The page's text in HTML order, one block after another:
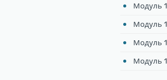
Модуль
Модуль
Модуль
Модуль